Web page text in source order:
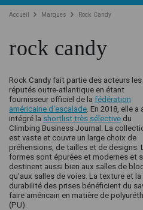
Accueil Marques Rock Candy
rock candy
Rock Candy fait partie des acteurs
réputés outre-atlantique en étant
fournisseur officiel de la fédération
américaine d'escalade . En 2018, elle a
intégré la shortlist très sélective du
Climbing Business Journal. La
est vaste et couvre un large choix de
préhensions, de tailles et de designs.
formes sont épurées et modernes et
destinent aussi bien aux salles de
qu'aux salles de voies. La texture et la
durabilité des prises bénéficient du
faire américain en matière de
(PU).